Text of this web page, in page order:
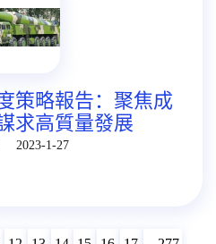
策略報告：聚焦成
求高質量發展
2023-1-27